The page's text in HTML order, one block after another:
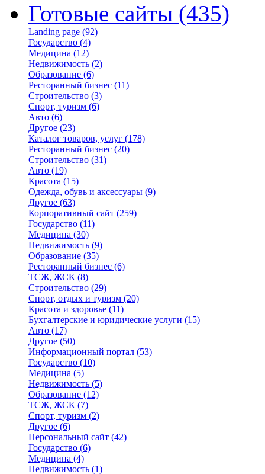
Готовые сайты (435)
Landing page (92)
Государство (4)
Медицина (12)
Недвижимость (2)
Образование (6)
Ресторанный бизнес (11)
Строительство (3)
Спорт, туризм (6)
Авто (6)
Другое (23)
Каталог товаров, услуг (178)
Ресторанный бизнес (20)
Строительство (31)
Авто (19)
Красота (15)
Одежда, обувь и аксессуары (9)
Другое (63)
Корпоративный сайт (259)
Государство (11)
Медицина (30)
Недвижимость (9)
Образование (35)
Ресторанный бизнес (6)
ТСЖ, ЖСК (8)
Строительство (29)
Спорт, отдых и туризм (20)
Красота и здоровье (11)
Бухгалтерские и юридические услуги (15)
Авто (17)
Другое (50)
Информационный портал (53)
Государство (10)
Медицина (5)
Недвижимость (5)
Образование (12)
ТСЖ, ЖСК (7)
Спорт, туризм (2)
Другое (6)
Персональный сайт (42)
Государство (6)
Медицина (4)
Недвижимость (1)